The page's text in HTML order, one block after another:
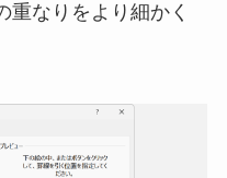
重なりをより細かく